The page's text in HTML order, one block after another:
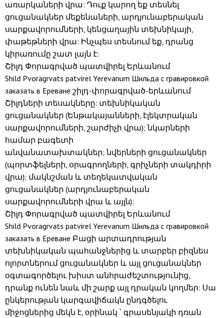
առարկաների վրա: Դուք կարող եք տեսնել
ցուցանակներ մեքենաների, արդյունաբերական
սարքավորումների, կենցաղային տեխնիկայի,
փաթեթների վրա: Ինչպես տեսնում եք, դրանց
կիրառումը շատ լայն է:
Շիլդ Փորագրված պատվիրել Երևանում
Shild Pvoragrvats patvirel Yerevanum Шильда с гравировкой
заказать в Ереване շիլդ-փորագրված-երևանում
Շիլդների տեսակները: տեխնիկական
ցուցանակներ (Ենթակայանների, էլեկտրական
սարքավորումների, շարժիչի վրա); նկարների
համար բագետի
անվանատախտակներ; նվերների ցուցանակներ
(պորտֆելների, օրագրողների, գրիչների տակդիրի
վրա); մակնշման և տեղեկատվական
ցուցանակներ (արդյունաբերական
սարքավորումների վրա և այլն):
Շիլդ Փորագրված պատվիրել Երևանում
Shild Pvoragrvats patvirel Yerevanum Шильда с гравировкой
заказать в Ереване Բացի արտադրության
տեխնիկական պահանջներից և տարբեր բիզնես
ոլորտներում ցուցանակներ և այլ ցուցանակներ
օգտագործելու խիստ անհրաժեշտությունից,
դրանք ունեն նաև մի շարք այլ դրական կողմեր: Սա
ընկերության կարգավիճակն ընդգծելու
միջոցներից մեկն է, օրինակ ՝ գրասենյակի դռան